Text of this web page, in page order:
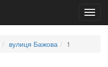
вулиця Бажова 1